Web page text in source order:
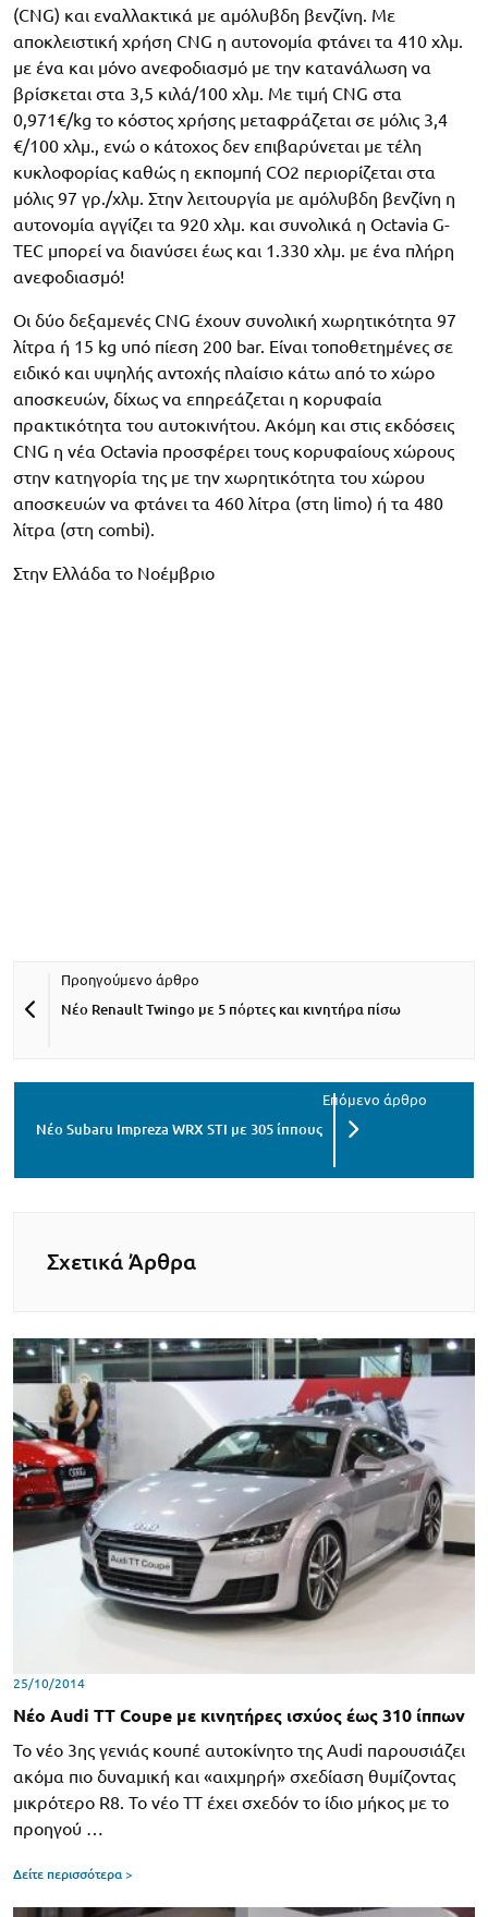
(CNG) και εναλλακτικά με αμόλυβδη βενζίνη. Με
αποκλειστική χρήση CNG η αυτονομία φτάνει τα 410 χλμ.
με ένα και μόνο ανεφοδιασμό με την κατανάλωση να
βρίσκεται στα 3,5 κιλά/100 χλμ. Με τιμή CNG στα
0,971€/kg το κόστος χρήσης μεταφράζεται σε μόλις 3,4
€/100 χλμ., ενώ ο κάτοχος δεν επιβαρύνεται με τέλη
κυκλοφορίας καθώς η εκπομπή CO2 περιορίζεται στα
μόλις 97 γρ./χλμ. Στην λειτουργία με αμόλυβδη βενζίνη η
αυτονομία αγγίζει τα 920 χλμ. και συνολικά η Octavia G-
TEC μπορεί να διανύσει έως και 1.330 χλμ. με ένα πλήρη
ανεφοδιασμό!
Οι δύο δεξαμενές CNG έχουν συνολική χωρητικότητα 97
λίτρα ή 15 kg υπό πίεση 200 bar. Είναι τοποθετημένες σε
ειδικό και υψηλής αντοχής πλαίσιο κάτω από το χώρο
αποσκευών, δίχως να επηρεάζεται η κορυφαία
πρακτικότητα του αυτοκινήτου. Ακόμη και στις εκδόσεις
CNG η νέα Octavia προσφέρει τους κορυφαίους χώρους
στην κατηγορία της με την χωρητικότητα του χώρου
αποσκευών να φτάνει τα 460 λίτρα (στη limo) ή τα 480
λίτρα (στη combi).
Στην Ελλάδα το Νοέμβριο
Νέο Renault Twingo με 5 πόρτες και κινητήρα πίσω
Νέο Subaru Impreza WRX STI με 305 ίππους
Σχετικά Άρθρα
25/10/2014
Νέο Audi TT Coupe με κινητήρες ισχύος έως 310 ίππων
Το νέο 3ης γενιάς κουπέ αυτοκίνητο της Audi παρουσιάζει
ακόμα πιο δυναμική και «αιχμηρή» σχεδίαση θυμίζοντας
μικρότερο R8. Το νέο TT έχει σχεδόν το ίδιο μήκος με το
προηγού …
Δείτε περισσότερα >